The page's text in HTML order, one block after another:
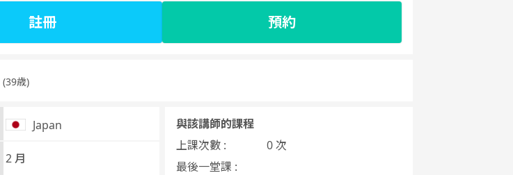
註冊 預約
(39歳)
Japan
2 月
與該講師的課程
上課次數 :
0 次
最後一堂課 :